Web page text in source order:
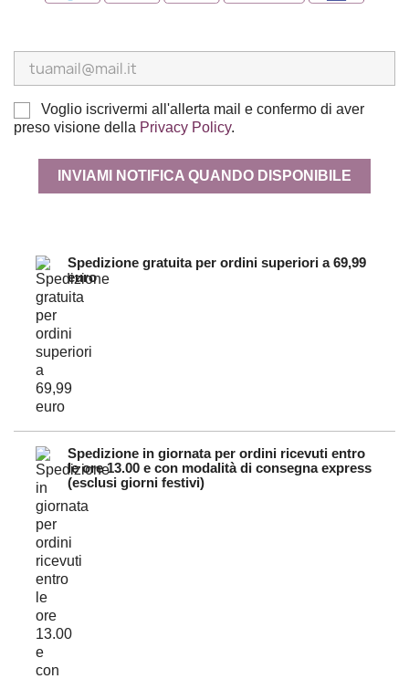
Voglio iscrivermi all'allerta mail e confermo di aver
preso visione della Privacy Policy.
INVIAMI NOTIFICA QUANDO DISPONIBILE
Spedizione gratuita per ordini superiori a 69,99
euro
Spedizione in giornata per ordini ricevuti entro
le ore 13.00 e con modalità di consegna express
(esclusi giorni festivi)